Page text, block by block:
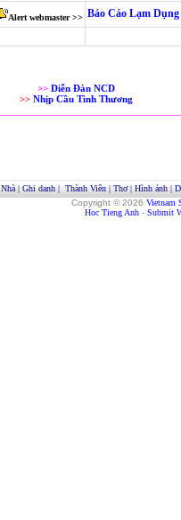
Alert webmaster >> Báo Cáo Lạm
>> Diễn Đàn NCD
>> Nhịp Cầu Tình Thương
Nhà| Ghi danh| Thành Viên| Thơ| Hình ảnh|
Copyright © 2026 Vietnam
Hoc Tieng Anh - Submit